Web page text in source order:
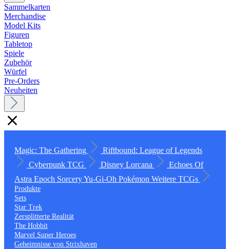
Sammelkarten
Merchandise
Model Kits
Figuren
Tabletop
Spiele
Zubehör
Würfel
Pre-Orders
Neuheiten
Magic: The Gathering
Riftbound: League of Legends
Cyberpunk TCG
Disney Lorcana
Echoes Of
Astra Epoch SorceryYu-Gi-Oh Pokémon Weitere TCGs
Produkte
Sets
Star Trek
Zersplitterte Realität
The Hobbit
Marvel Super Heroes
Geheimnisse von Strixhaven